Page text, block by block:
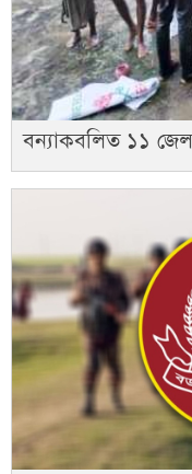
বন্যাকবলিত ১১